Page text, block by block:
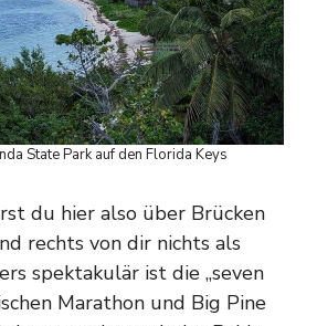
State Park auf den Florida Keys
du hier also über Brücken
rechts von dir nichts als
spektakulär ist die „seven
Marathon und Big Pine